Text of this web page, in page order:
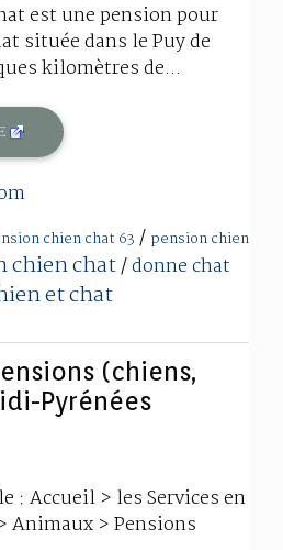
est une pension pour
située dans le Puy de
kilomètres de...
chien chat 63 / pension chien
chien chat/donne chat
et chat
(chiens,
Pyrénées
: Accueil > les Services en
Animaux > Pensions